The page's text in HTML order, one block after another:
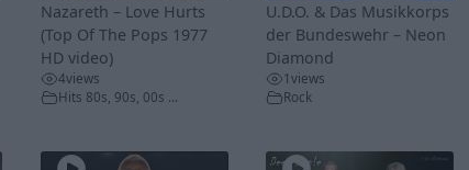
Nazareth – Love Hurts
(Top Of The Pops 1977
HD video)
4views
Hits 80s, 90s, 00s ...
U.D.O. & Das Musikkorps
der Bundeswehr – Neon
Diamond
1views
Rock